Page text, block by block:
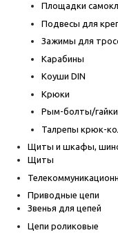
Площадки
Подвесы для
Зажимы для
Карабины
Коуши DIN
Крюки
Рым-болты/гайки
Талрепы крюк-
Щиты и шкафы,
Щиты
Приводные цепи
Звенья для цепей
Цепи роликовые